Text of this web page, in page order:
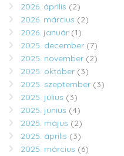
2026. április (2)
2026. március (2)
2026. január (1)
2025. december (7)
2025. november (2)
2025. október (3)
2025. szeptember (3)
2025. július (3)
2025. június (4)
2025. május (2)
2025. április (3)
2025. március (6)